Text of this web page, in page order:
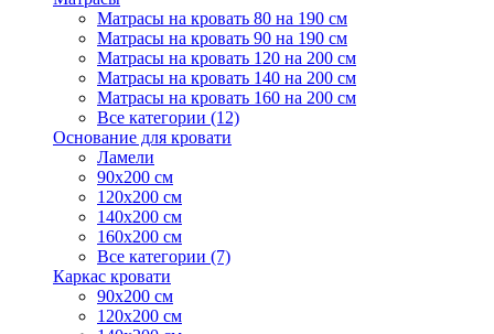
Матрасы на кровать 80 на 190 см
Матрасы на кровать 90 на 190 см
Матрасы на кровать 120 на 200 см
Матрасы на кровать 140 на 200 см
Матрасы на кровать 160 на 200 см
Все категории (12)
Основание для кровати
Ламели
90х200 см
120х200 см
140х200 см
160х200 см
Все категории (7)
Каркас кровати
90х200 см
120х200 см